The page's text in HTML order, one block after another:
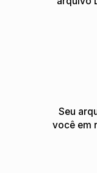
Seu
você em